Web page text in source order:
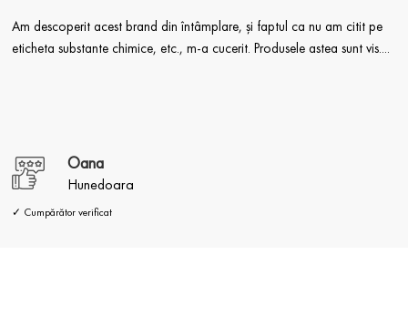
Am descoperit acest brand din întâmplare, și faptul ca nu am citit pe
eticheta substante chimice, etc., m-a cucerit. Produsele astea sunt vis....
Oana
Hunedoara
✓ Cumpărător verificat